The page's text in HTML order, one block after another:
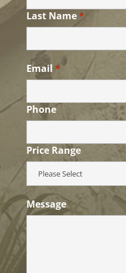
Last Name*
Email *
Phone
Price Range
Message